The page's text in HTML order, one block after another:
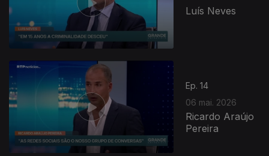
Luís Neves
Ep. 14
06 mai. 2026
Ricardo Araújo
Pereira